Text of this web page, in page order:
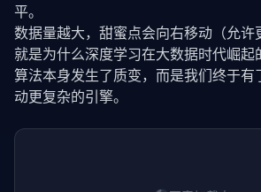
平。
数据量越大，甜蜜点会向右移动（允许
就是为什么深度学习在大数据时代崛
算法本身发生了质变，而是我们终于有
动更复杂的引擎。